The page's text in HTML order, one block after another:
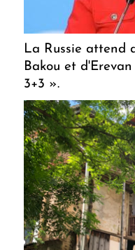
La Russie attend
Bakou et
3+3 ».